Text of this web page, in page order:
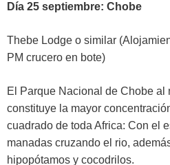
Día 25 septiembre: Chobe
Thebe Lodge o similar
PM crucero en bote)
El Parque Nacional de Chobe al
constituye la mayor
cuadrado de toda Africa: Con el
manadas cruzando el rio,
hipopótamos y cocodrilos.